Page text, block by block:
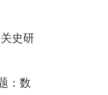
史研
：数